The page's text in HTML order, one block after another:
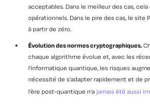
acceptables. Dans le meilleur des cas,
opérationnels. Dans le pire des cas, le site
à partir de zéro.
Évolution des normes cryptographiques.
chaque algorithme évolue et, avec les
l'informatique quantique, les risques
nécessité de s'adapter rapidement et de
l'ère post-quantique n'a jamais été aussi